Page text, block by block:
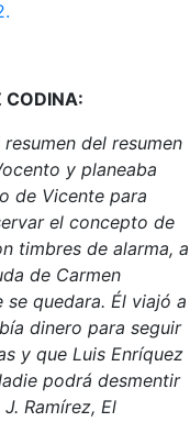
CODINA:
del resumen
y planeaba
de Vicente para
el concepto de
timbres de alarma, a
de Carmen
se quedara. Él viajó a
dinero para seguir
y que Luis Enríquez
podrá desmentir
Ramírez, El